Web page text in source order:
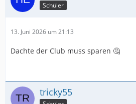
Schüler
13. Juni 2026 um 21:13
Dachte der Club muss sparen 🤔
tricky55